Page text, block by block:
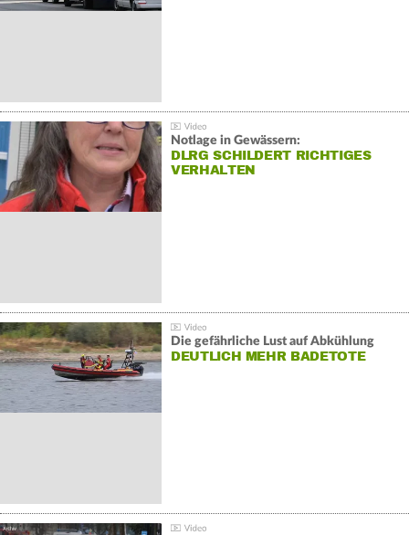
Notlage in Gewässern:
DLRG SCHILDERT RICHTIGES
VERHALTEN
Die gefährliche Lust auf Abkühlung
DEUTLICH MEHR BADETOTE